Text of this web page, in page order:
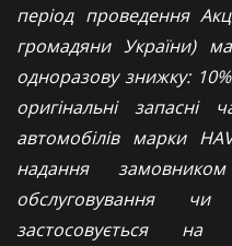
період проведення
громадяни України)
одноразову знижку:
оригінальні запасні
автомобілів марки
надання
обслуговування
застосовується